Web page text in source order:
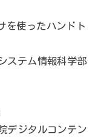
を使ったハンドト
ステム情報科学部
デジタルコンテン